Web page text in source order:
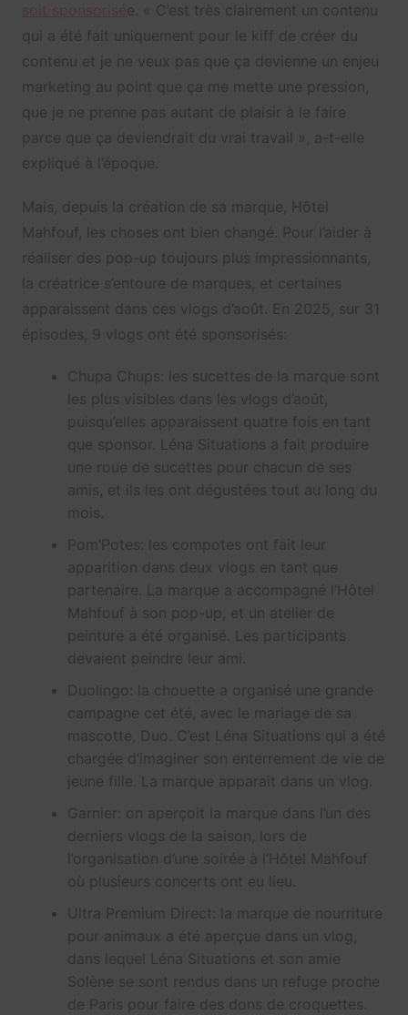
e. « C’est très clairement un contenu
qui a été fait uniquement pour le kiff de créer du
contenu et je ne veux pas que ça devienne un enjeu
marketing au point que ça me mette une pression,
que je ne prenne pas autant de plaisir à le faire
parce que ça deviendrait du vrai travail », a-t-elle
expliqué à l’époque.
Mais, depuis la création de sa marque, Hôtel
Mahfouf, les choses ont bien changé. Pour l’aider à
réaliser des pop-up toujours plus impressionnants,
la créatrice s’entoure de marques, et certaines
apparaissent dans ces vlogs d’août. En 2025, sur 31
épisodes, 9 vlogs ont été sponsorisés:
Chupa Chups: les sucettes de la marque sont
les plus visibles dans les vlogs d’août,
puisqu’elles apparaissent quatre fois en tant
que sponsor. Léna Situations a fait produire
une roue de sucettes pour chacun de ses
amis, et ils les ont dégustées tout au long du
mois.
Pom’Potes: les compotes ont fait leur
apparition dans deux vlogs en tant que
partenaire. La marque a accompagné l’Hôtel
Mahfouf à son pop-up, et un atelier de
peinture a été organisé. Les participants
devaient peindre leur ami.
Duolingo: la chouette a organisé une grande
campagne cet été, avec le mariage de sa
mascotte, Duo. C’est Léna Situations qui a été
chargée d’imaginer son enterrement de vie de
jeune fille. La marque apparaît dans un vlog.
Garnier: on aperçoit la marque dans l’un des
derniers vlogs de la saison, lors de
l’organisation d’une soirée à l’Hôtel Mahfouf
où plusieurs concerts ont eu lieu.
Ultra Premium Direct: la marque de nourriture
pour animaux a été aperçue dans un vlog,
dans lequel Léna Situations et son amie
Solène se sont rendus dans un refuge proche
de Paris pour faire des dons de croquettes.